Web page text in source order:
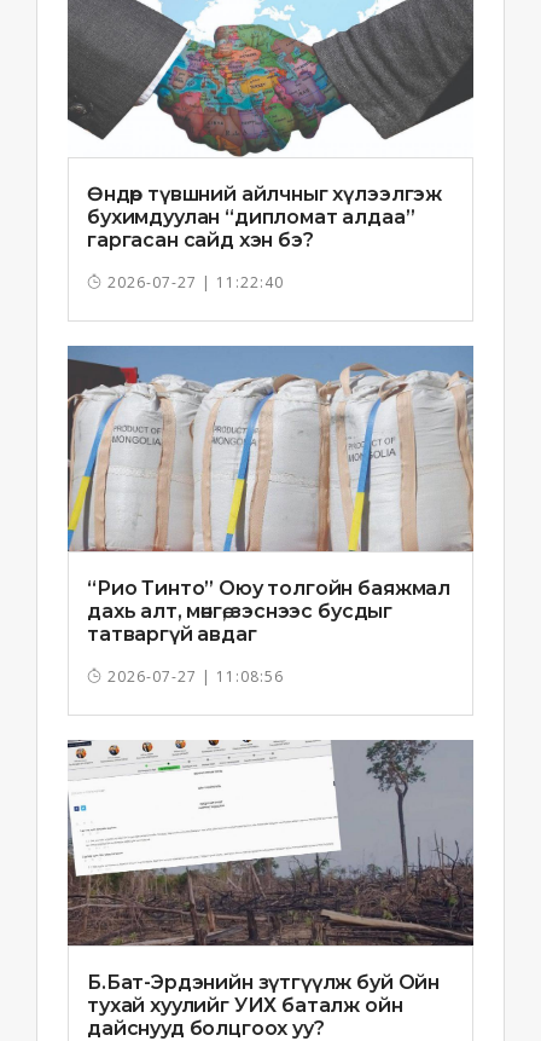
Өндөр түвшний айлчныг хүлээлгэж
бухимдуулан “дипломат алдаа”
гаргасан сайд хэн бэ?
2026-07-27 | 11:22:40
“Рио Тинто” Оюу толгойн баяжмал
дахь алт, мөнгө, зэснээс бусдыг
татваргүй авдаг
2026-07-27 | 11:08:56
Б.Бат-Эрдэнийн зүтгүүлж буй Ойн
тухай хуулийг УИХ баталж ойн
дайснууд болцгоох уу?